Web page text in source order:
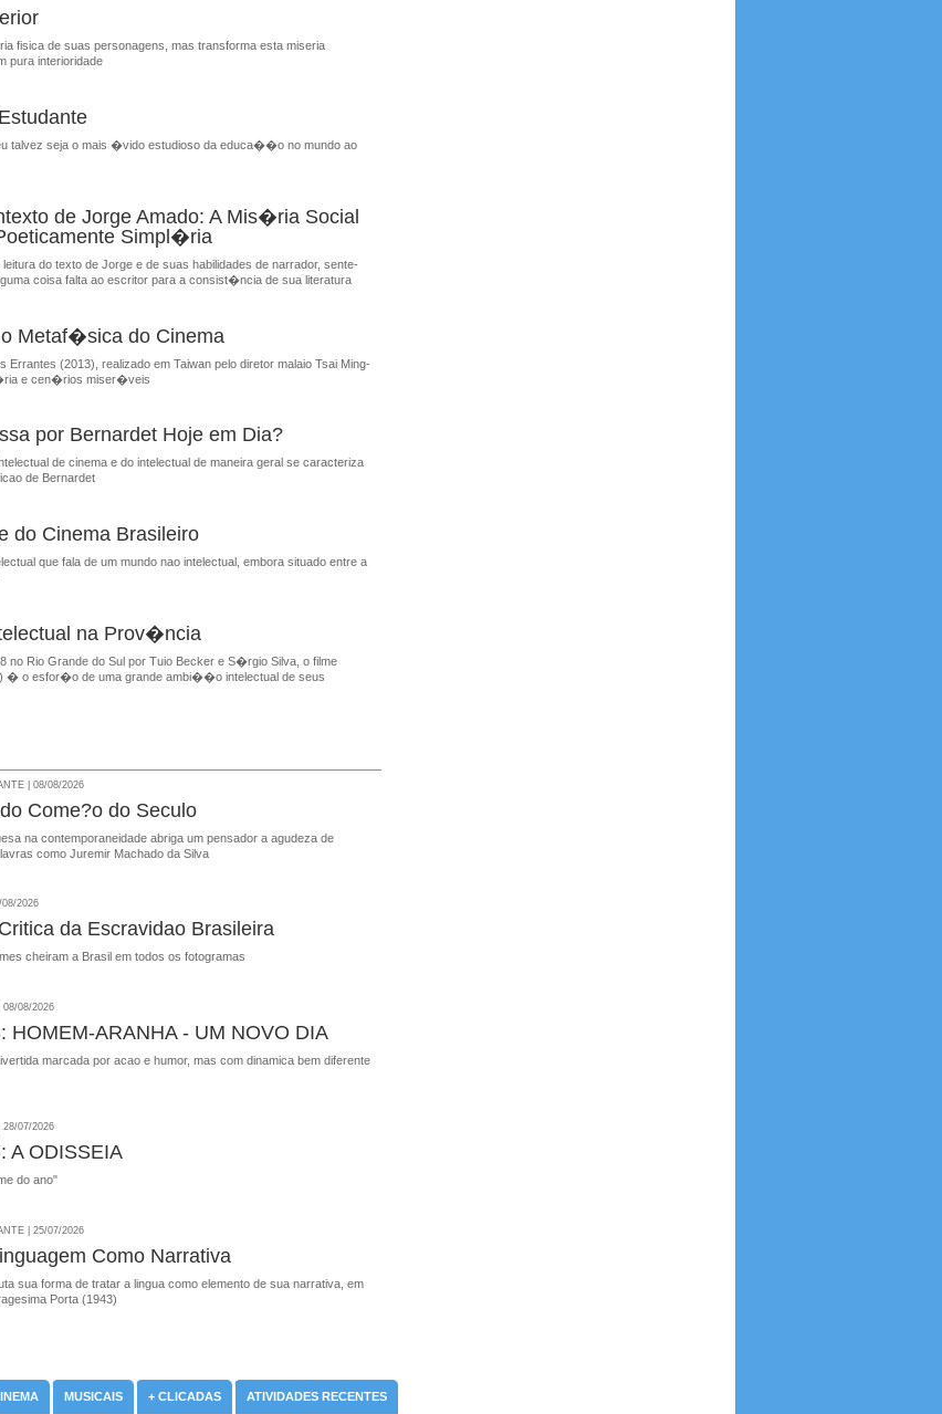
fisica de suas personagens, mas transforma esta miseria
pura interioridade
talvez seja o mais �vido estudioso da educa��o no mundo ao
de Jorge Amado: A Mis�ria Social
Simpl�ria
do texto de Jorge e de suas habilidades de narrador, sente-
coisa falta ao escritor para a consist�ncia de sua literatura
Metaf�sica do Cinema
Errantes (2013), realizado em Taiwan pelo diretor malaio Tsai Ming-
e cen�rios miser�veis
por Bernardet Hoje em Dia?
de cinema e do intelectual de maneira geral se caracteriza
de Bernardet
do Cinema Brasileiro
que fala de um mundo nao intelectual, embora situado entre a
na Prov�ncia
no Rio Grande do Sul por Tuio Becker e S�rgio Silva, o filme
� o esfor�o de uma grande ambi��o intelectual de seus
| 08/08/2026
Come?o do Seculo
na contemporaneidade abriga um pensador a agudeza de
como Juremir Machado da Silva
2026
da Escravidao Brasileira
cheiram a Brasil em todos os fotogramas
08/2026
HOMEM-ARANHA - UM NOVO DIA
marcada por acao e humor, mas com dinamica bem diferente
07/2026
A ODISSEIA
do ano"
| 25/07/2026
Como Narrativa
sua forma de tratar a lingua como elemento de sua narrativa, em
Porta (1943)
MUSICAIS + CLICADAS ATIVIDADES RECENTES